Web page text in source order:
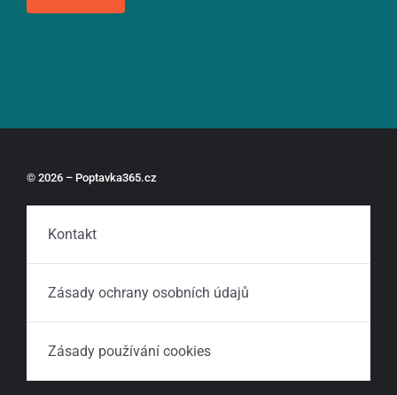
© 2026 – Poptavka365.cz
Kontakt
Zásady ochrany osobních údajů
Zásady používání cookies